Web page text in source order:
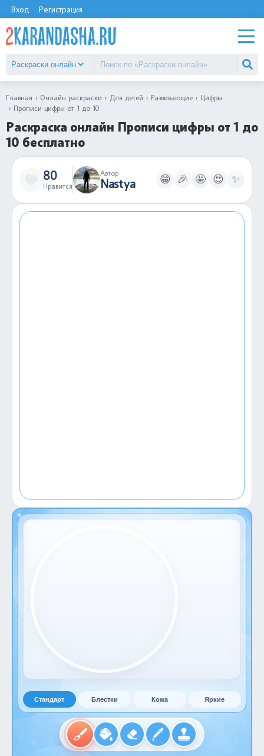
Вход Регистрация
Главная Онлайн раскраски Для детей Развивающие
Цифры
Прописи цифры от 1 до 10
Раскраска онлайн Прописи цифры от 1 до
10 бесплатно
Стандарт Блестки Кожа Яркие
80
Нравится
Автор
Nastya 😁 🎉 🤩 😍 ✨